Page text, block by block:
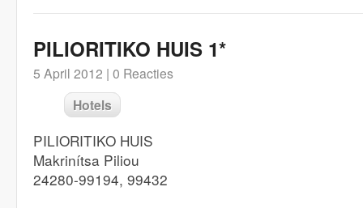
PILIORITIKO HUIS 1*
5 April 2012 | 0 Reacties
Hotels
PILIORITIKO HUIS
Makrinítsa Piliou
24280-99194, 99432